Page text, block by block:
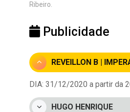
Ribeiro.
Publicidade
REVEILLON B |
DIA: 31/12/2020 a partir da
HUGO HENRIQUE